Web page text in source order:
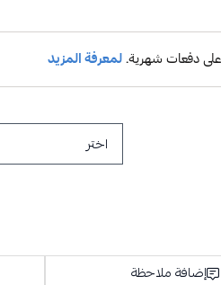
إضافة ملاحظة